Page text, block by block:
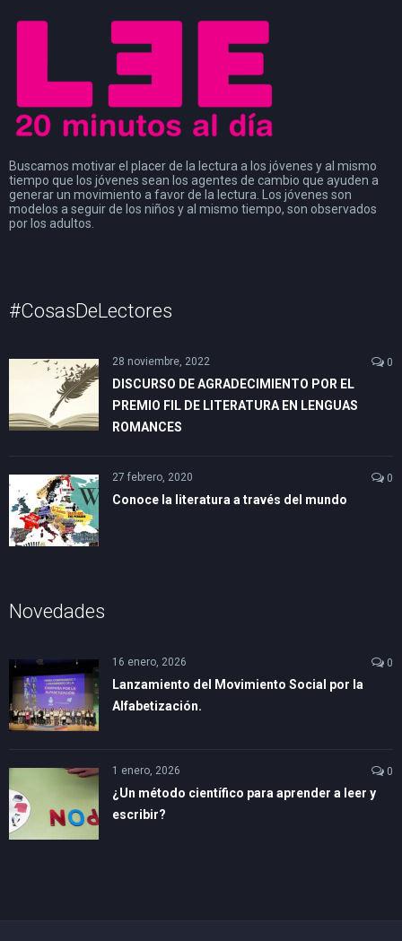
Buscamos motivar el placer de la lectura a los jóvenes y al mismo
tiempo que los jóvenes sean los agentes de cambio que ayuden a
generar un movimiento a favor de la lectura. Los jóvenes son
modelos a seguir de los niños y al mismo tiempo, son observados
por los adultos.
#CosasDeLectores
28 noviembre, 2022 0
DISCURSO DE AGRADECIMIENTO POR EL
PREMIO FIL DE LITERATURA EN LENGUAS
ROMANCES
27 febrero, 2020 0
Conoce la literatura a través del mundo
Novedades
16 enero, 2026 0
Lanzamiento del Movimiento Social por la
Alfabetización.
1 enero, 2026 0
¿Un método científico para aprender a leer y
escribir?